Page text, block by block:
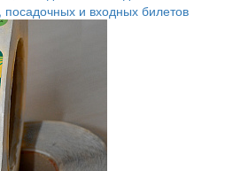
посадочных и входных билетов